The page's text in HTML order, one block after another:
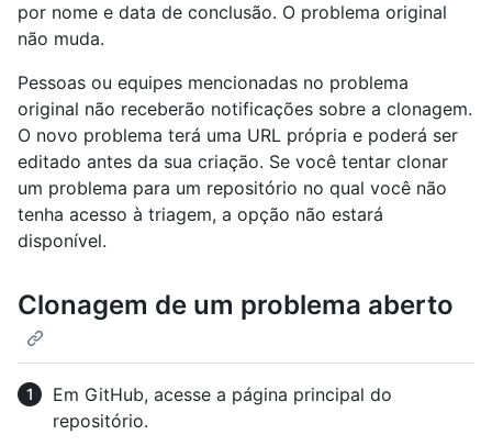
por nome e data de conclusão. O problema original
não muda.
Pessoas ou equipes mencionadas no problema
original não receberão notificações sobre a clonagem.
O novo problema terá uma URL própria e poderá ser
editado antes da sua criação. Se você tentar clonar
um problema para um repositório no qual você não
tenha acesso à triagem, a opção não estará
disponível.
Clonagem de um problema aberto
Em GitHub, acesse a página principal do
repositório.